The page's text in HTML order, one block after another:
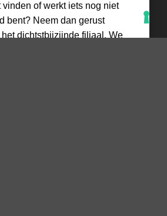
vinden of werkt iets nog niet
bent? Neem dan gerust
dichtstbijzijnde filiaal. We